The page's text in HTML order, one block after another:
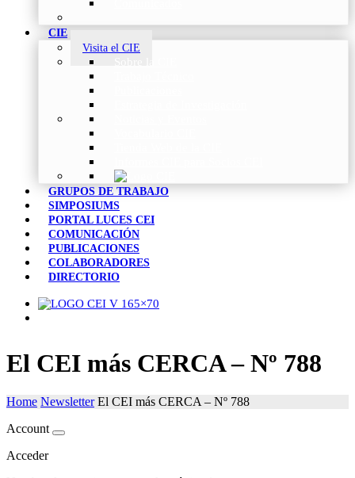
CIE
Visita el CIE
GRUPOS DE TRABAJO
SIMPOSIUMS
PORTAL LUCES CEI
COMUNICACIÓN
PUBLICACIONES
COLABORADORES
DIRECTORIO
El CEI más CERCA – Nº 788
Home Newsletter El CEI más CERCA – Nº 788
Account
Acceder